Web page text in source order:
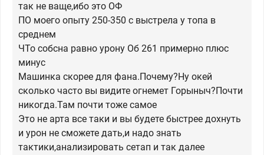
так не ваще,ибо это ОФ
ПО моего опыту 250-350 с выстрела у топа в
среднем
ЧТо собсна равно урону Об 261 примерно плюс
минус
Машинка скорее для фана.Почему?Ну окей
сколько часто вы видите огнемет Горыныч?Почти
никогда.Там почти тоже самое
Это не арта все таки и вы будете быстрее дохнуть
и урон не сможете дать,и надо знать
тактики,анализировать сетап и так далее